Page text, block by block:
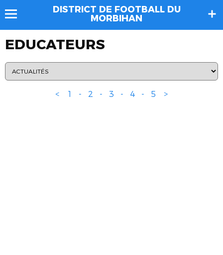
DISTRICT DE FOOTBALL DU
MORBIHAN
EDUCATEURS
< 1 - 2 - 3 - 4 - 5 >